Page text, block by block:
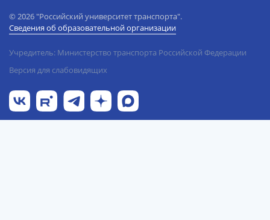
© 2026 "Российский университет транспорта".
Сведения об образовательной организации
Учредитель: Министерство транспорта Российской Федерации
Версия для слабовидящих